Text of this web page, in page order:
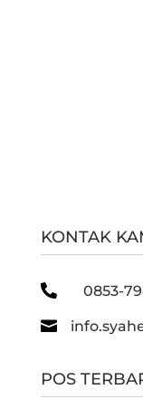
KONTAK
 0853-

POS